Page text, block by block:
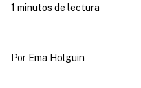
Por Ema Holguin
1 minutos de lectura